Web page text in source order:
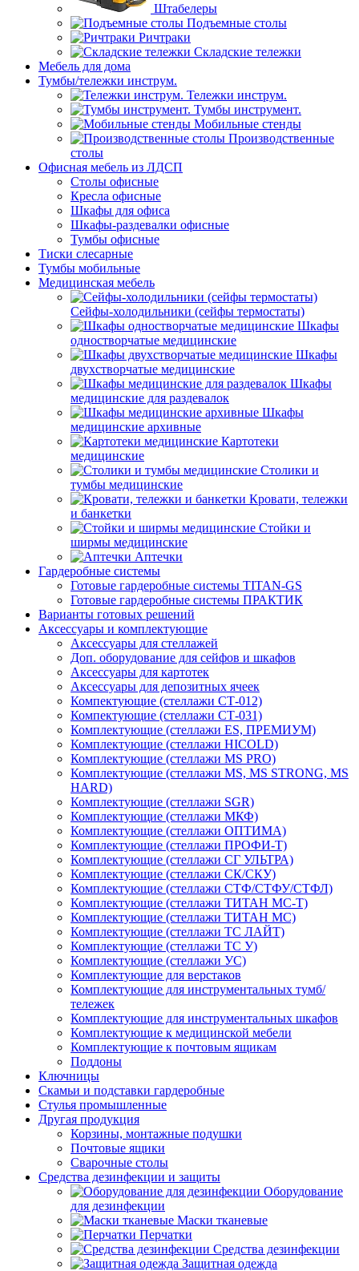
Штабелеры
Подъемные столы
Ричтраки
Складские тележки
Мебель для дома
Тумбы/тележки инструм.
Тележки инструм.
Тумбы инструмент.
Мобильные стенды
Производственные
столы
Офисная мебель из ЛДСП
Столы офисные
Кресла офисные
Шкафы для офиса
Шкафы-раздевалки офисные
Тумбы офисные
Тиски слесарные
Тумбы мобильные
Медицинская мебель
Сейфы-холодильники (сейфы термостаты)
Шкафы
одностворчатые медицинские
Шкафы
двухстворчатые медицинские
Шкафы
медицинские для раздевалок
Шкафы
медицинские архивные
Картотеки
медицинские
Столики и
тумбы медицинские
Кровати, тележки
и банкетки
Стойки и
ширмы медицинские
Аптечки
Гардеробные системы
Готовые гардеробные системы TITAN-GS
Готовые гардеробные системы ПРАКТИК
Варианты готовых решений
Аксессуары и комплектующие
Аксессуары для стеллажей
Доп. оборудование для сейфов и шкафов
Аксессуары для картотек
Аксессуары для депозитных ячеек
Компектующие (стеллажи СТ-012)
Компектующие (стеллажи СТ-031)
Комплектующие (стеллажи ES, ПРЕМИУМ)
Комплектующие (стеллажи HICOLD)
Комплектующие (стеллажи MS PRO)
Комплектующие (стеллажи MS, MS STRONG, MS
HARD)
Комплектующие (стеллажи SGR)
Комплектующие (стеллажи МКФ)
Комплектующие (стеллажи ОПТИМА)
Комплектующие (стеллажи ПРОФИ-Т)
Комплектующие (стеллажи СГ УЛЬТРА)
Комплектующие (стеллажи СК/СКУ)
Комплектующие (стеллажи СТФ/СТФУ/СТФЛ)
Комплектующие (стеллажи ТИТАН МС-Т)
Комплектующие (стеллажи ТИТАН МС)
Комплектующие (стеллажи ТС ЛАЙТ)
Комплектующие (стеллажи ТС У)
Комплектующие (стеллажи УС)
Комплектующие для верстаков
Комплектующие для инструментальных тумб/
тележек
Комплектующие для инструментальных шкафов
Комплектующие к медицинской мебели
Комплектующие к почтовым ящикам
Поддоны
Ключницы
Скамьи и подставки гардеробные
Стулья промышленные
Другая продукция
Корзины, монтажные подушки
Почтовые ящики
Сварочные столы
Средства дезинфекции и защиты
Оборудование
для дезинфекции
Маски тканевые
Перчатки
Средства дезинфекции
Защитная одежда